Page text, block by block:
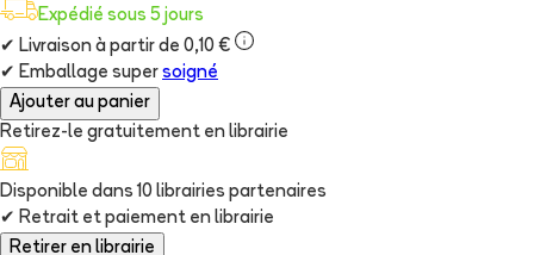
Expédié sous 5 jours
✔ Livraison à partir de 0,10 €
✔ Emballage super soigné
Ajouter au panier
Retirez-le gratuitement en librairie
Disponible dans 10 librairies partenaires
✔ Retrait et paiement en librairie
Retirer en librairie